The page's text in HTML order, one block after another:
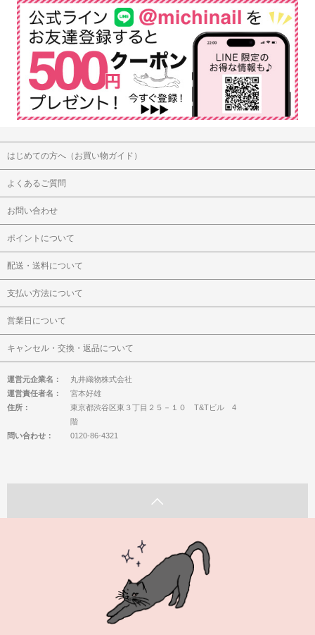
はじめての方へ（お買い物ガイド）
よくあるご質問
お問い合わせ
ポイントについて
配送・送料について
支払い方法について
営業日について
キャンセル・交換・返品について
運営元企業名：
丸井織物株式会社
運営責任者名：
宮本好雄
住所：
東京都渋谷区東３丁目２５－１０ T&Tビル 4
階
問い合わせ：
0120-86-4321